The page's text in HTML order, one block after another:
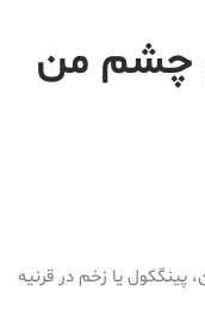
چشم من
یا زخم در قرنیه